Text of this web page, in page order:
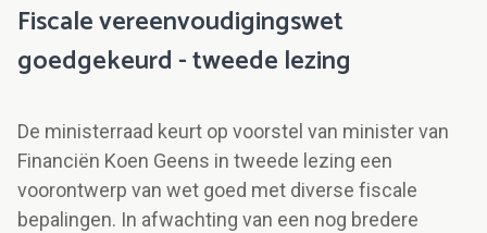
Fiscale vereenvoudigingswet
goedgekeurd - tweede lezing
De ministerraad keurt op voorstel van minister van
Financiën Koen Geens in tweede lezing een
voorontwerp van wet goed met diverse fiscale
bepalingen. In afwachting van een nog bredere